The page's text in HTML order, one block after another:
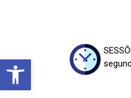
Barra de